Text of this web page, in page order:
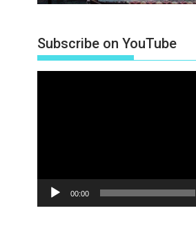
Subscribe on YouTube
00:00